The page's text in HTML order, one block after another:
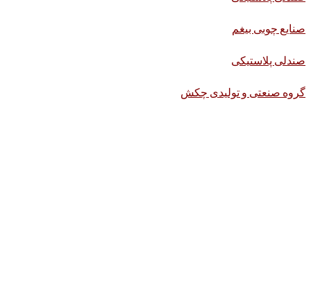
صنایع چوبی بیغم
صندلی پلاستیکی
گروه صنعتی و تولیدی چکش